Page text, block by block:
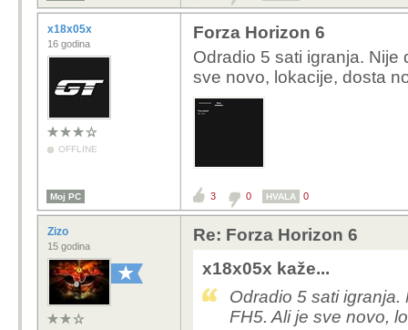
x18x05x
16 godina
OFFLINE
Forza Horizon 6
Odradio 5 sati igranja.
sve novo, lokacije, dosta
Moj PC 3 0 HVALA 0
Zizo
15 godina
Re: Forza Horizon 6
x18x05x kaže...
Odradio 5 sati
FH5. Ali je sve novo,